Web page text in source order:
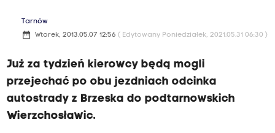
Tarnów
date_range Wtorek, 2013.05.07 12:56 ( Edytowany Poniedziałek, 2021.05.31 06:30 )
Już za tydzień kierowcy będą mogli
przejechać po obu jezdniach odcinka
autostrady z Brzeska do podtarnowskich
Wierzchosławic.